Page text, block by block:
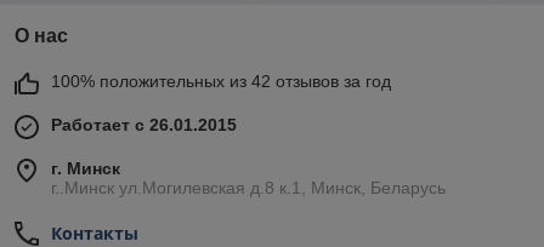
О нас
100% положительных из 42 отзывов за год
Работает с 26.01.2015
г. Минск
г..Минск ул.Могилевская д.8 к.1, Минск, Беларусь
Контакты